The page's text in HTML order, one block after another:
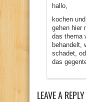
hallo,
kochen
gehen hier
das thema
behandelt,
schadet,
das
LEAVE A REPLY